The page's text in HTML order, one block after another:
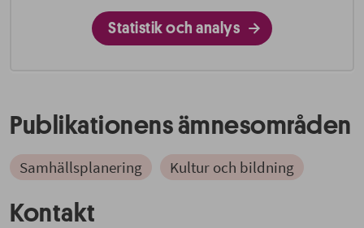
Statistik och analys
Publikationens ämnesområden
Samhällsplanering Kultur och bildning
Kontakt